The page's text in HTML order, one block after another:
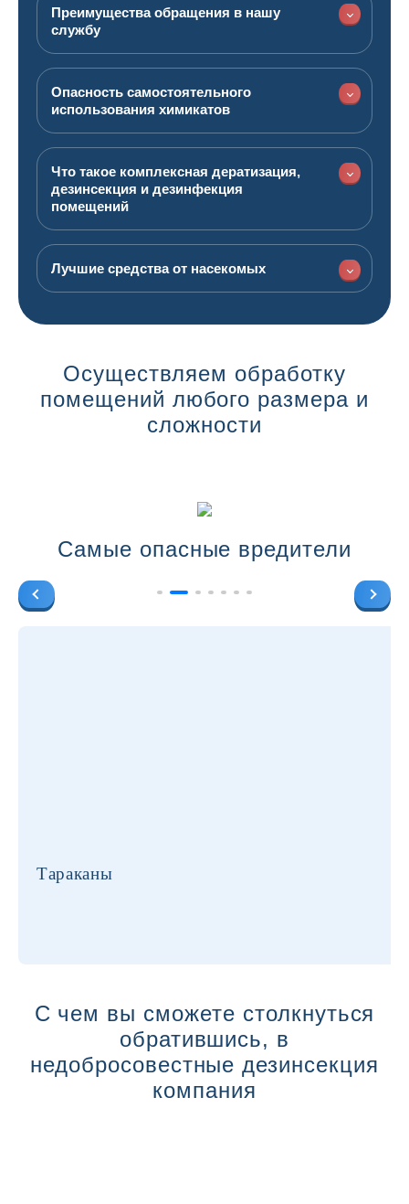
Преимущества обращения в нашу
службу
Опасность самостоятельного
использования химикатов
Что такое комплексная дератизация,
дезинсекция и дезинфекция
помещений
Лучшие средства от насекомых
Осуществляем обработку
помещений любого размера и
сложности
Самые опасные вредители
Тараканы
С чем вы сможете столкнуться
обратившись, в
недобросовестные дезинсекция
компания